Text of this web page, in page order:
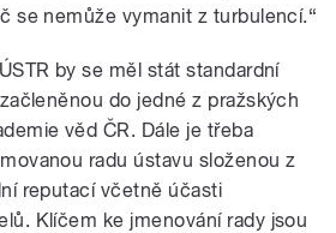
se nemůže vymanit z turbulencí.“
by se měl stát standardní
do jedné z pražských
věd ČR. Dále je třeba
radu ústavu složenou z
reputací včetně účasti
Klíčem ke jmenování rady jsou